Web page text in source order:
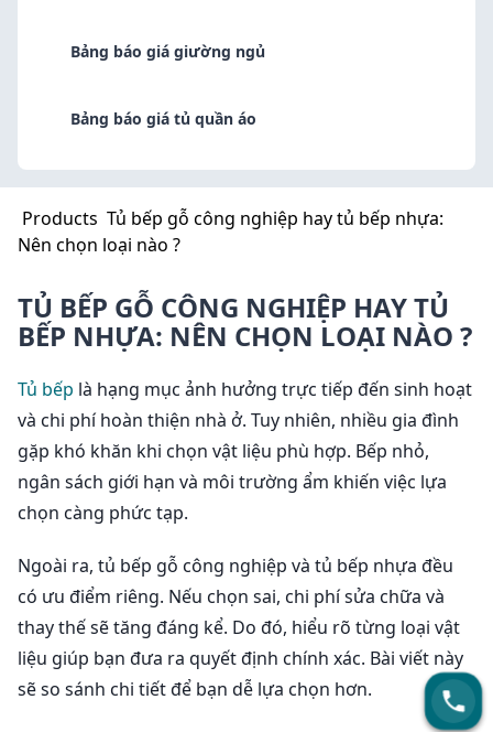
Bảng báo giá giường ngủ
Bảng báo giá tủ quần áo
Products Tủ bếp gỗ công nghiệp hay tủ bếp nhựa:
Nên chọn loại nào ?
TỦ BẾP GỖ CÔNG NGHIỆP HAY TỦ
BẾP NHỰA: NÊN CHỌN LOẠI NÀO ?
Tủ bếp là hạng mục ảnh hưởng trực tiếp đến sinh hoạt
và chi phí hoàn thiện nhà ở. Tuy nhiên, nhiều gia đình
gặp khó khăn khi chọn vật liệu phù hợp. Bếp nhỏ,
ngân sách giới hạn và môi trường ẩm khiến việc lựa
chọn càng phức tạp.
Ngoài ra, tủ bếp gỗ công nghiệp và tủ bếp nhựa đều
có ưu điểm riêng. Nếu chọn sai, chi phí sửa chữa và
thay thế sẽ tăng đáng kể. Do đó, hiểu rõ từng loại vật
liệu giúp bạn đưa ra quyết định chính xác. Bài viết này
sẽ so sánh chi tiết để bạn dễ lựa chọn hơn.
Liên hệ ngay hôm nay
Chúng tôi sẽ liên hệ ngay khi bạn gửi thông tin
Họ và tên *
Email *